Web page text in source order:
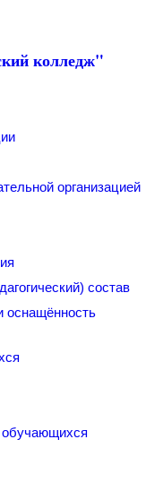
колледж"
организацией
состав
оснащённость
обучающихся